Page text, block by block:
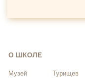
О ШКОЛЕ
Музей
Турищев